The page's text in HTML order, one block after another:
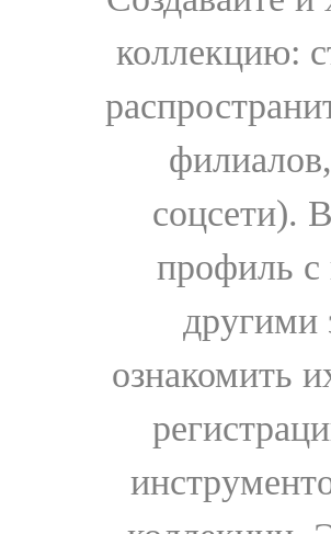
коллекцию:
соцсети).
профиль с
другими
ознакомить